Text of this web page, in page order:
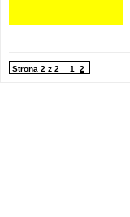
Strona 2 z 2 1 2